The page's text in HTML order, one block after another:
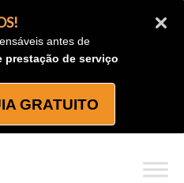
antes de
prestação de serviço
GRATUITO